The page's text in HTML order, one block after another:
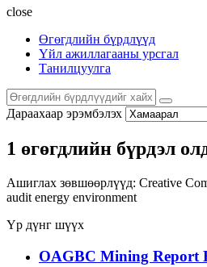
close
Өгөгдлийн бүрдлүүд
Үйл ажиллагааны урсгал
Танилцуулга
Дараахаар эрэмбэлэх
1 өгөгдлийн бүрдэл
Ашиглах зөвшөөрлүүд: Creative
audit energy environment
Үр дүнг шүүх
OAGBC Mining Report